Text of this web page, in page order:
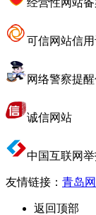
可信网站信
网络警察提
诚信网站
中国互联网
友情链接： 青岛
返回顶部